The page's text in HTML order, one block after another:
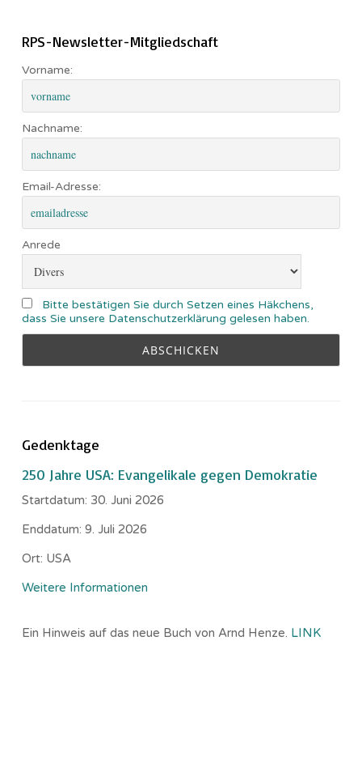
RPS-Newsletter-Mitgliedschaft
Vorname:
Nachname:
Email-Adresse:
Anrede
Bitte bestätigen Sie durch Setzen eines Häkchens,
dass Sie unsere Datenschutzerklärung gelesen haben.
Gedenktage
250 Jahre USA: Evangelikale gegen Demokratie
Startdatum: 30. Juni 2026
Enddatum: 9. Juli 2026
Ort: USA
Weitere Informationen
Ein Hinweis auf das neue Buch von Arnd Henze. LINK